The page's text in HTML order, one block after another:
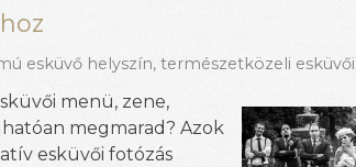
esküvő helyszín,természetközeli
menü, zene,
megmarad? Azok
esküvői fotózás